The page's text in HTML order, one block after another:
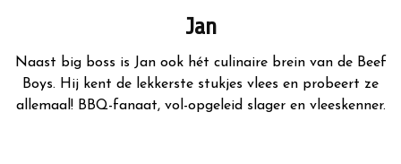
Jan
Naast big boss is Jan ook hét culinaire brein van de Beef
Boys. Hij kent de lekkerste stukjes vlees en probeert ze
allemaal! BBQ-fanaat, vol-opgeleid slager en vleeskenner.